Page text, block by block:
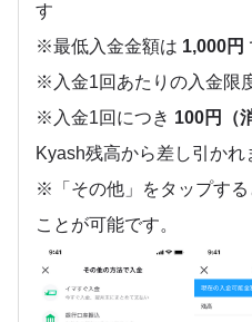
す
※最低入金金額は 1,000円
※入金1回あたりの入金限
※入金1回につき 100円（
Kyash残高から差し引かれ
※「その他」をタップす
ことが可能です。